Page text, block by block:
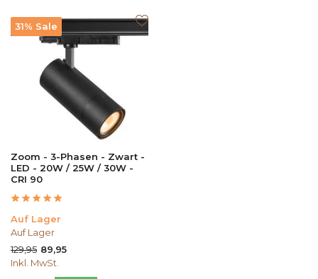
31% Sale
Zoom - 3-Phasen - Zwart -
LED - 20W / 25W / 30W -
CRI 90
Auf Lager
Auf Lager
129,95 89,95
Inkl. MwSt.